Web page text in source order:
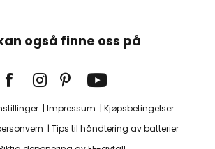
også finne oss på
Impressum
Kjøpsbetingelser
Tips til håndtering av batterier